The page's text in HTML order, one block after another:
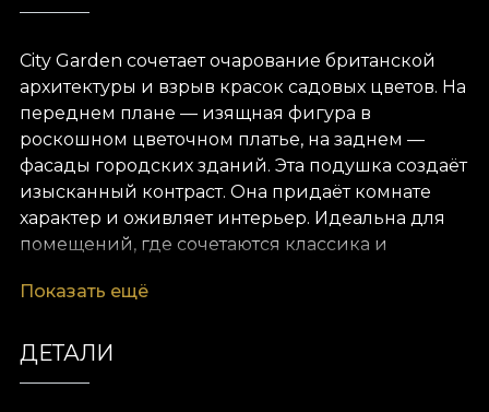
City Garden сочетает очарование британской
архитектуры и взрыв красок садовых цветов. На
переднем плане — изящная фигура в
роскошном цветочном платье, на заднем —
фасады городских зданий. Эта подушка создаёт
изысканный контраст. Она придаёт комнате
характер и оживляет интерьер. Идеальна для
помещений, где сочетаются классика и
уголка с художественной атмосферой.
Показать ещё
ДЕТАЛИ